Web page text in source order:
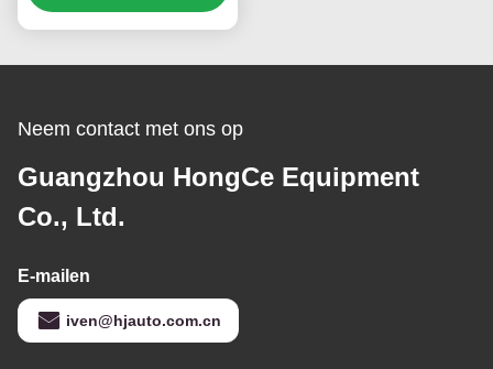
10s/pc van Koperdelen
Neem contact met ons op
Guangzhou HongCe Equipment
Co., Ltd.
E-mailen
iven@hjauto.com.cn